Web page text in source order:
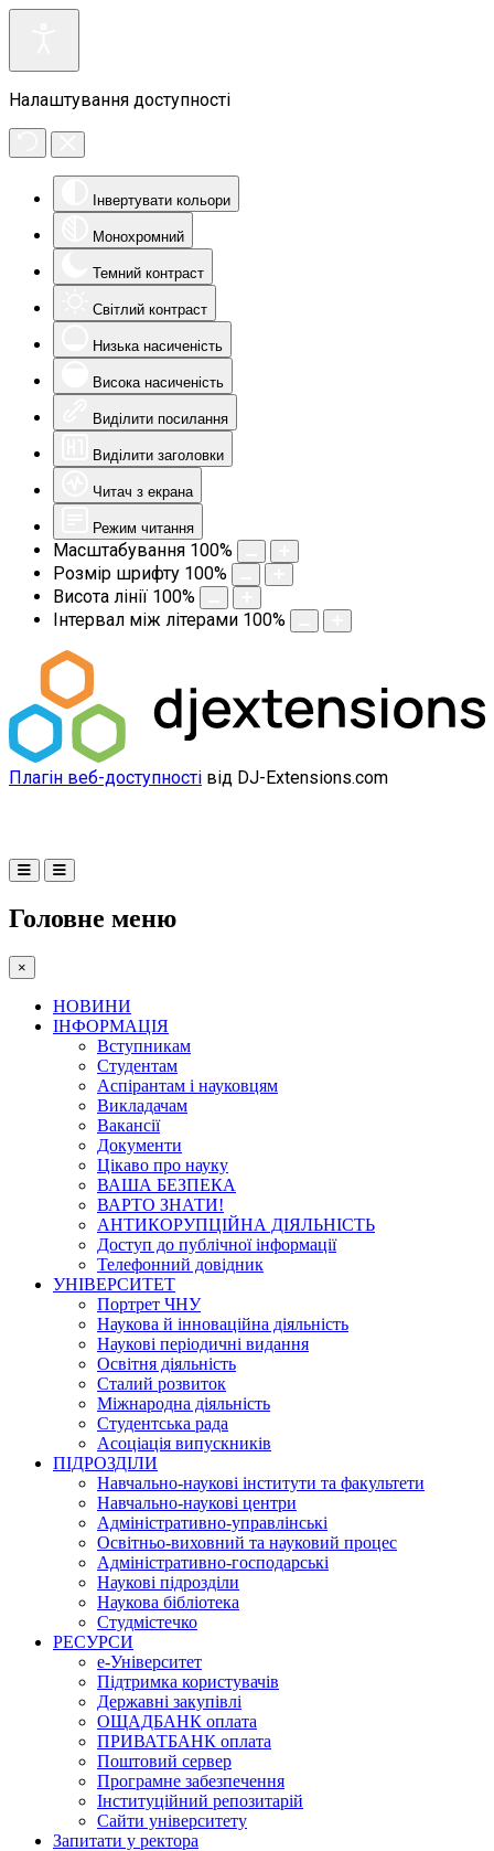
Налаштування доступності
Інвертувати кольори
Монохромний
Темний контраст
Світлий контраст
Низька насиченість
Висока насиченість
Виділити посилання
Виділити заголовки
Читач з екрана
Режим читання
Масштабування 100%
Розмір шрифту 100%
Висота лінії 100%
Інтервал між літерами 100%
Плагін веб-доступності від DJ-Extensions.com
Головне меню
×
НОВИНИ
ІНФОРМАЦІЯ
Вступникам
Студентам
Аспірантам і науковцям
Викладачам
Вакансії
Документи
Цікаво про науку
ВАША БЕЗПЕКА
ВАРТО ЗНАТИ!
АНТИКОРУПЦІЙНА ДІЯЛЬНІСТЬ
Доступ до публічної інформації
Телефонний довідник
УНІВЕРСИТЕТ
Портрет ЧНУ
Наукова й інноваційна діяльність
Наукові періодичні видання
Освітня діяльність
Сталий розвиток
Міжнародна діяльність
Студентська рада
Асоціація випускників
ПІДРОЗДІЛИ
Навчально-наукові інститути та факультети
Навчально-наукові центри
Адміністративно-управлінські
Освітньо-виховний та науковий процес
Адміністративно-господарські
Наукові підрозділи
Наукова бібліотека
Студмістечко
РЕСУРСИ
е-Університет
Підтримка користувачів
Державні закупівлі
ОЩАДБАНК оплата
ПРИВАТБАНК оплата
Поштовий сервер
Програмне забезпечення
Інституційний репозитарій
Сайти університету
Запитати у ректора